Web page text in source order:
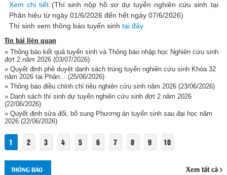
Xem chi tiết(Thí sinh nộp hồ sơ dự tuyển nghiên cứu sinh tại
Phân hiệu từ ngày 01/6/2026 đến hết ngày 07/6/2026)
Thí sinh xem thông báo tuyển sinh tại đây
Tin bài liên quan
» Thông báo kết quả tuyển sinh và Thông báo nhập học Nghiên cứu sinh
đợt 2 năm 2026(03/07/2026)
» Quyết định phê duyệt danh sách trúng tuyển nghiên cứu sinh Khóa 32
năm 2026 tại Phân... (25/06/2026)
» Thông báo điều chỉnh chỉ tiêu nghiên cứu sinh năm 2026(23/06/2026)
» Danh sách thí sinh dự tuyển nghiên cứu sinh đợt 2 năm 2026
(22/06/2026)
» Quyết định sửa đổi, bổ sung Phương án tuyển sinh sau đại học năm
2026(22/06/2026)
1 2 3 4 5 6 7 8 9 10
THÔNG BÁO Xem tất cả